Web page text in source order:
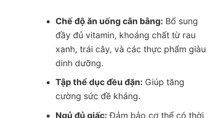
Chế độ ăn uống cân bằng: Bổ sung
đầy đủ vitamin, khoáng chất từ rau
xanh, trái cây, và các thực phẩm giàu
dinh dưỡng.
Tập thể dục đều đặn: Giúp tăng
cường sức đề kháng.
Ngủ đủ giấc: Đảm bảo cơ thể có thời